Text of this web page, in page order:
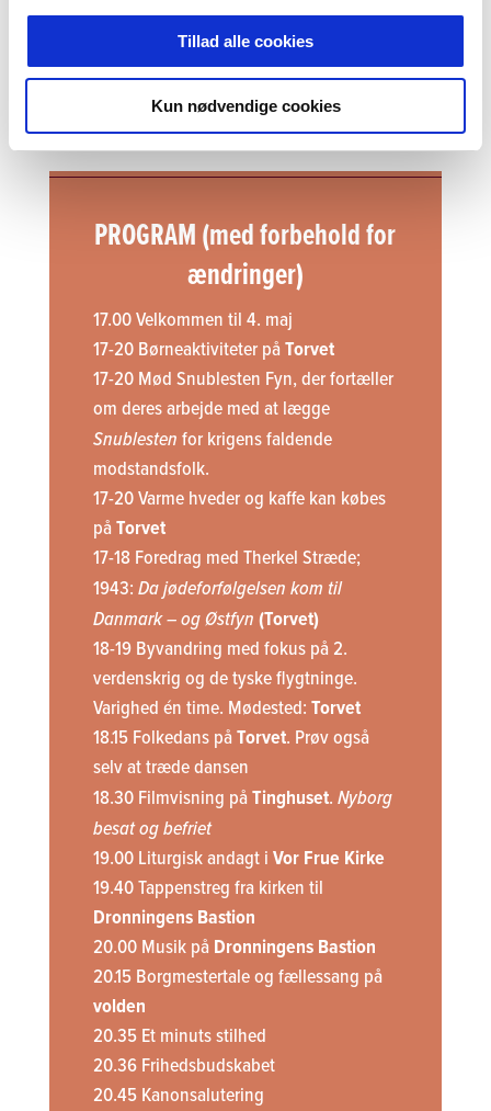
Tillad alle cookies
Kun nødvendige cookies
PROGRAM (med forbehold for
ændringer)
17.00 Velkommen til 4. maj
17-20 Børneaktiviteter påTorvet
17-20 Mød Snublesten Fyn, der fortæller
om deres arbejde med at lægge
Snublesten for krigens faldende
modstandsfolk.
17-20 Varme hveder og kaffe kan købes
påTorvet
17-18 Foredrag med Therkel Stræde;
1943: Da jødeforfølgelsen kom til
Danmark – og Østfyn (Torvet)
18-19 Byvandring med fokus på 2.
verdenskrig og de tyske flygtninge.
Varighed én time. Mødested:Torvet
18.15 Folkedans påTorvet. Prøv også
selv at træde dansen
18.30 Filmvisning påTinghuset. Nyborg
besat og befriet
19.00 Liturgisk andagt iVor Frue Kirke
19.40 Tappenstreg fra kirken til
Dronningens Bastion
20.00 Musik på Dronningens Bastion
20.15 Borgmestertale og fællessang på
volden
20.35 Et minuts stilhed
20.36 Frihedsbudskabet
20.45 Kanonsalutering